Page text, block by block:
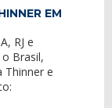
EM
RJ e
Brasil,
Thinner e